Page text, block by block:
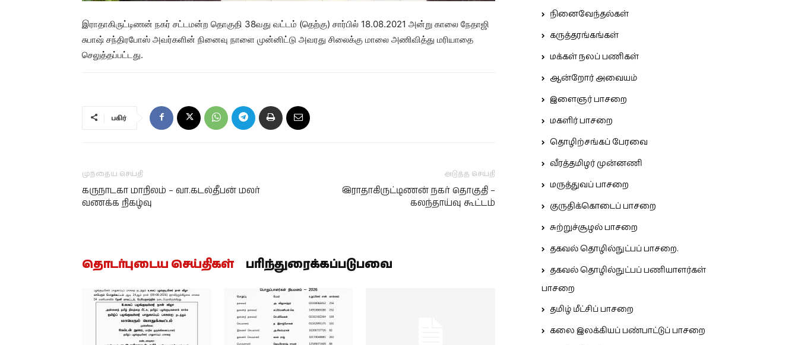
இராதாகிருட்டிணன் நகர் சட்டமன்ற தொகுதி 38வது வட்டம் (தெற்கு) சார்பில் 18.08.2021 அன்று காலை நேதாஜி
சுபாஷ் சந்திரபோஸ் அவர்களின் நினைவு நாளை முன்னிட்டு அவரது சிலைக்கு மாலை அணிவித்து மரியாதை
செலுத்தப்பட்டது.
பகிர்
முந்தைய செய்தி
கருநாடகா மாநிலம் – வா.கடல்தீபன் மலர்
வணக்க நிகழ்வு
அடுத்த செய்தி
இராதாகிருட்டிணன் நகர் தொகுதி –
கலந்தாய்வு கூட்டம்
தொடர்புடைய செய்திகள் பரிந்துரைக்கப்படுபவை
நினைவேந்தல்கள்
கருத்தரங்கங்கள்
மக்கள் நலப் பணிகள்
ஆன்றோர் அவையம்
இளைஞர் பாசறை
மகளிர் பாசறை
தொழிற்சங்கப் பேரவை
வீரத்தமிழர் முன்னணி
மருத்துவப் பாசறை
குருதிக்கொடைப் பாசறை
சுற்றுச்சூழல் பாசறை
தகவல் தொழில்நுட்பப் பாசறை.
தகவல் தொழில்நுட்பப் பணியாளர்கள்
பாசறை
தமிழ் மீட்சிப் பாசறை
கலை இலக்கியப் பண்பாட்டுப் பாசறை